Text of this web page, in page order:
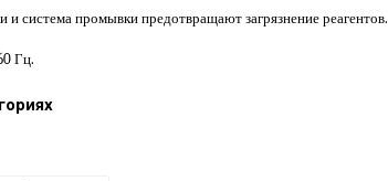
система промывки предотвращают загрязнение реагентов.
Гц.